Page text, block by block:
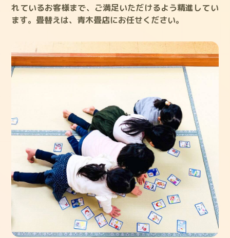
れているお客様まで、ご満足いただけるよう精進してい
ます。畳替えは、青木畳店にお任せください。